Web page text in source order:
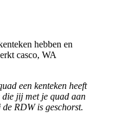
hebben en
casco, WA
een kenteken heeft
die jij met je quad aan
RDW is geschorst.